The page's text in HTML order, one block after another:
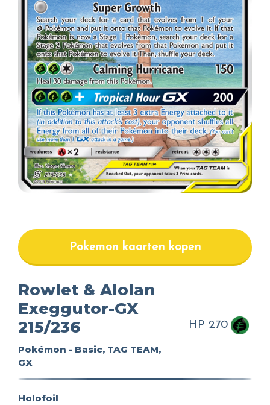
Pokemon kaarten kopen
Rowlet & Alolan
Exeggutor-GX
215/236
Pokémon - Basic, TAG TEAM,
GX
HP 270
Holofoil